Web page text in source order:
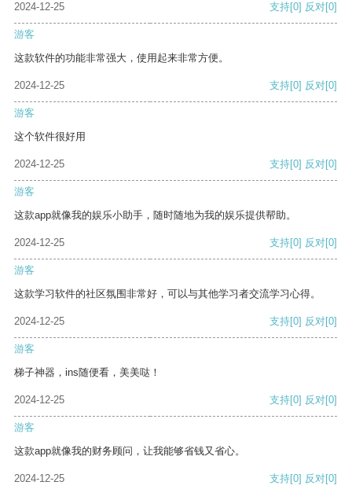
2024-12-25
支持[0] 反对[0]
游客
这款软件的功能非常强大，使用起来非常方便。
2024-12-25 支持[0] 反对[0]
游客
这个软件很好用
2024-12-25 支持[0] 反对[0]
游客
这款app就像我的娱乐小助手，随时随地为我的娱乐提供帮助。
2024-12-25 支持[0] 反对[0]
游客
这款学习软件的社区氛围非常好，可以与其他学习者交流学习心得。
2024-12-25 支持[0] 反对[0]
游客
梯子神器，ins随便看，美美哒！
2024-12-25 支持[0] 反对[0]
游客
这款app就像我的财务顾问，让我能够省钱又省心。
2024-12-25 支持[0] 反对[0]